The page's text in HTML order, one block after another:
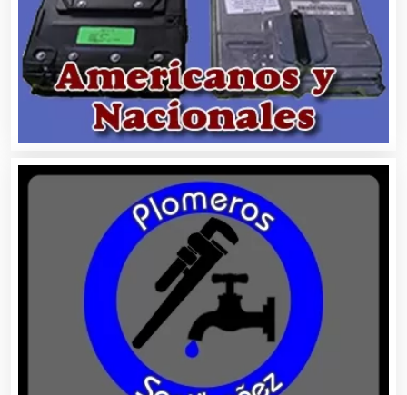
Animadores de Eventos
Aparatos y Equipos Eléctricos
Arquitectos
Artes Gráficas
Artesanías
Artículos de Oficina